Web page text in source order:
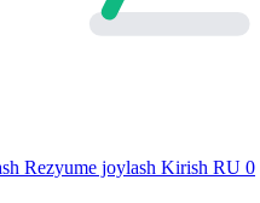
Rezyume joylash Kirish RU 0